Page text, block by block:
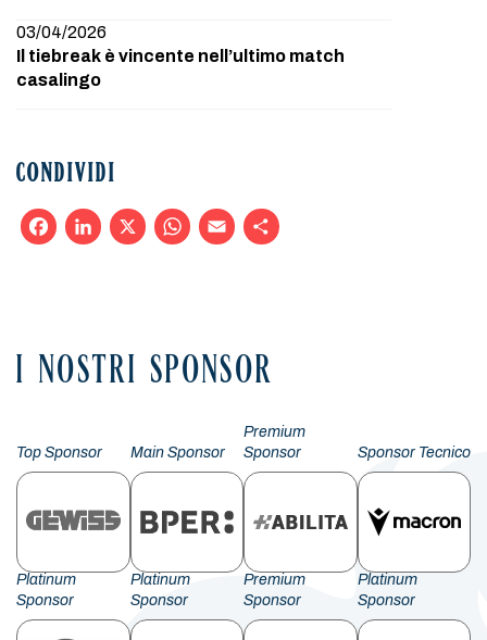
03/04/2026
Il tiebreak è vincente nell’ultimo match
casalingo
CONDIVIDI
I NOSTRI SPONSOR
Top Sponsor Main Sponsor
Premium
Sponsor
Sponsor Tecnico
Platinum
Sponsor
Platinum
Sponsor
Premium
Sponsor
Platinum
Sponsor